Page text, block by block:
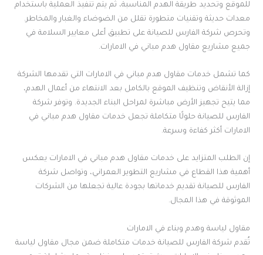
للموقع وتحديد طريقة الهدم المناسبة، ثم يتم تنفيذ العملية باستخدام
معدات حديثة وتقنيات متطورة تقلل من الضوضاء والغبار والمخاطر.
وتحرص شركة الفارس للصيانة على تطبيق أعلى معايير السلامة في
جميع مشاريع مقاول هدم مباني في الامارات.
كما تشمل خدمات مقاول هدم مباني في الامارات التي تقدمها الشركة
إزالة الأنقاض وتنظيف الموقع بالكامل بعد الانتهاء من أعمال الهدم،
مما يتيح تجهيز الأرض مباشرة لمراحل البناء الجديدة. وتوفر شركة
الفارس للصيانة حلولًا متكاملة تجعل خدمات مقاول هدم مباني في
الامارات أكثر كفاءة وسرعة.
إن الطلب المتزايد على خدمات مقاول هدم مباني في الامارات يعكس
أهمية هذا القطاع في مشاريع التطوير العمراني، وتواصل شركة
الفارس للصيانة تقديم خدماتها بجودة عالية تجعلها من الشركات
الموثوقة في هذا المجال.
مقاول لياسة وهدم وبناء في الامارات
تُقدم شركة الفارس للصيانة خدمات متكاملة ضمن مجال مقاول لياسة